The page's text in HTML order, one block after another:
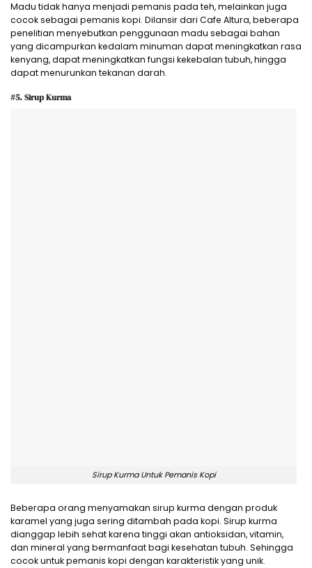
Madu tidak hanya menjadi pemanis pada teh, melainkan juga
cocok sebagai pemanis kopi. Dilansir dari Cafe Altura, beberapa
penelitian menyebutkan penggunaan madu sebagai bahan
yang dicampurkan kedalam minuman dapat meningkatkan rasa
kenyang, dapat meningkatkan fungsi kekebalan tubuh, hingga
dapat menurunkan tekanan darah.
#5. Sirup Kurma
Sirup Kurma Untuk Pemanis Kopi
Beberapa orang menyamakan sirup kurma dengan produk
karamel yang juga sering ditambah pada kopi. Sirup kurma
dianggap lebih sehat karena tinggi akan antioksidan, vitamin,
dan mineral yang bermanfaat bagi kesehatan tubuh. Sehingga
cocok untuk pemanis kopi dengan karakteristik yang unik.